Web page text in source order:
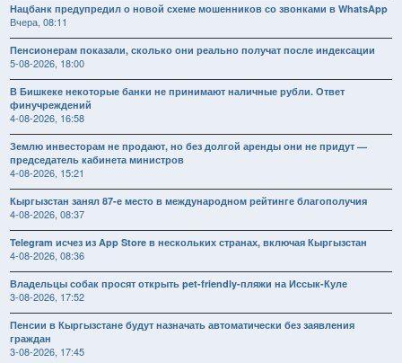
Нацбанк предупредил о новой схеме мошенников со звонками в WhatsApp
Вчера, 08:11
Пенсионерам показали, сколько они реально получат после индексации
5-08-2026, 18:00
В Бишкеке некоторые банки не принимают наличные рубли. Ответ
финучреждений
4-08-2026, 16:58
Землю инвесторам не продают, но без долгой аренды они не придут —
председатель кабинета министров
4-08-2026, 15:21
Кыргызстан занял 87-е место в международном рейтинге благополучия
4-08-2026, 08:37
Telegram исчез из App Store в нескольких странах, включая Кыргызстан
4-08-2026, 08:36
Владельцы собак просят открыть pet-friendly-пляжи на Иссык-Куле
3-08-2026, 17:52
Пенсии в Кыргызстане будут назначать автоматически без заявления
граждан
3-08-2026, 17:45